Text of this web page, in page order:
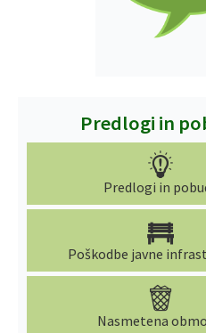
Predlogi in
Predlogi in
Poškodbe javne
Nasmetena